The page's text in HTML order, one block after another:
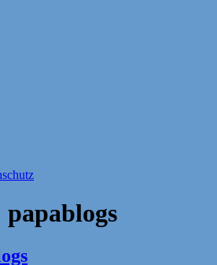
papablogs